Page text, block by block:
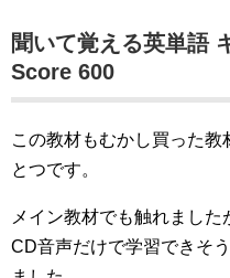
聞いて覚える英単語
Score 600
この教材もむかし買った
とつです。
メイン教材でも触れまし
CD音声だけで学習できそ